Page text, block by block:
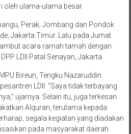
Jakarta Timur. Lalu pada Jumat
acara ramah tamah dengan
LDII Patal Senayan, Jakarta.
LDII. “Saya tidak terbayang
ujarnya. Selain itu, juga terkesan
Alquran, terutama kepada
segala kegiatan yang diadakan
pada masyarakat daerah.